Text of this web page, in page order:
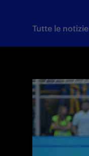
Tutte le notizie